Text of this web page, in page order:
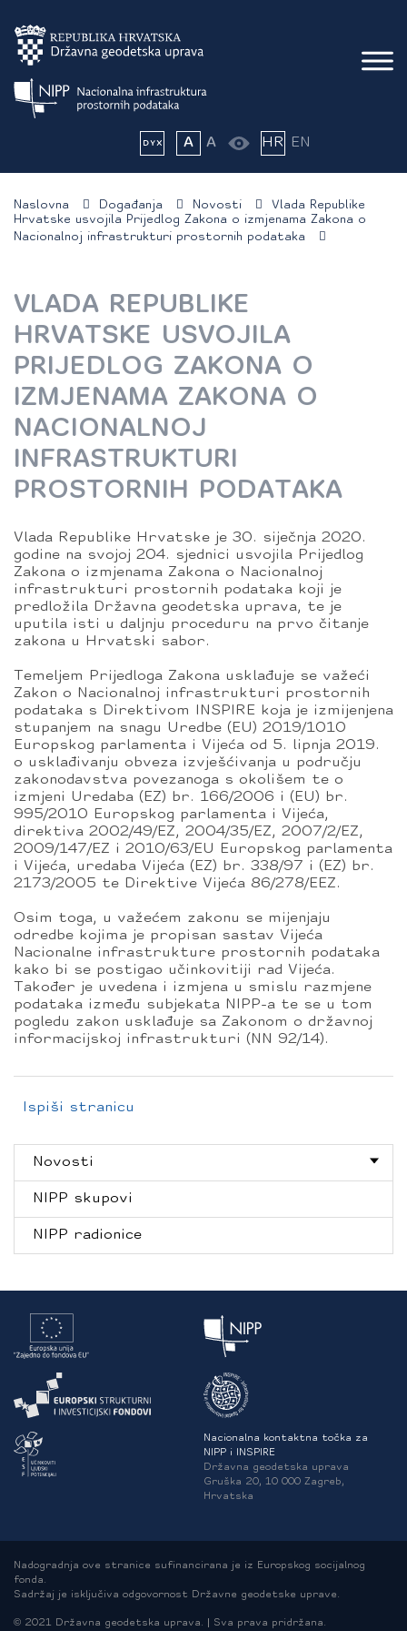
A A HR EN
Naslovna Događanja Novosti
Vlada Republike
Hrvatske usvojila Prijedlog Zakona o izmjenama Zakona o
Nacionalnoj infrastrukturi prostornih podataka
VLADA REPUBLIKE
HRVATSKE USVOJILA
PRIJEDLOG ZAKONA O
IZMJENAMA ZAKONA O
NACIONALNOJ
INFRASTRUKTURI
PROSTORNIH PODATAKA
Vlada Republike Hrvatske je 30. siječnja 2020.
godine na svojoj 204. sjednici usvojila Prijedlog
Zakona o izmjenama Zakona o Nacionalnoj
infrastrukturi prostornih podataka koji je
predložila Državna geodetska uprava, te je
uputila isti u daljnju proceduru na prvo čitanje
zakona u Hrvatski sabor.
Temeljem Prijedloga Zakona usklađuje se važeći
Zakon o Nacionalnoj infrastrukturi prostornih
podataka s Direktivom INSPIRE koja je izmijenjena
stupanjem na snagu Uredbe (EU) 2019/1010
Europskog parlamenta i Vijeća od 5. lipnja 2019.
o usklađivanju obveza izvješćivanja u području
zakonodavstva povezanoga s okolišem te o
izmjeni Uredaba (EZ) br. 166/2006 i (EU) br.
995/2010 Europskog parlamenta i Vijeća,
direktiva 2002/49/EZ, 2004/35/EZ, 2007/2/EZ,
2009/147/EZ i 2010/63/EU Europskog parlamenta
i Vijeća, uredaba Vijeća (EZ) br. 338/97 i (EZ) br.
2173/2005 te Direktive Vijeća 86/278/EEZ.
Osim toga, u važećem zakonu se mijenjaju
odredbe kojima je propisan sastav Vijeća
Nacionalne infrastrukture prostornih podataka
kako bi se postigao učinkovitiji rad Vijeća.
Također je uvedena i izmjena u smislu razmjene
podataka između subjekata NIPP-a te se u tom
pogledu zakon usklađuje sa Zakonom o državnoj
informacijskoj infrastrukturi (NN 92/14).
Ispiši stranicu
Novosti
NIPP skupovi
NIPP radionice
Nacionalna kontaktna točka za
NIPP i INSPIRE
Državna geodetska uprava
Gruška 20, 10 000 Zagreb,
Hrvatska
Nadogradnja ove stranice sufinancirana je iz Europskog socijalnog
fonda.
Sadržaj je isključiva odgovornost Državne geodetske uprave.
© 2021 Državna geodetska uprava. | Sva prava pridržana.